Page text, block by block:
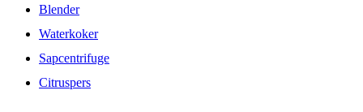
Blender
Waterkoker
Sapcentrifuge
Citruspers